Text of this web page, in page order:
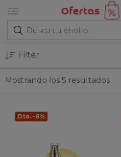
Mostrando los 5 resultados
Filter
Dto. -6%